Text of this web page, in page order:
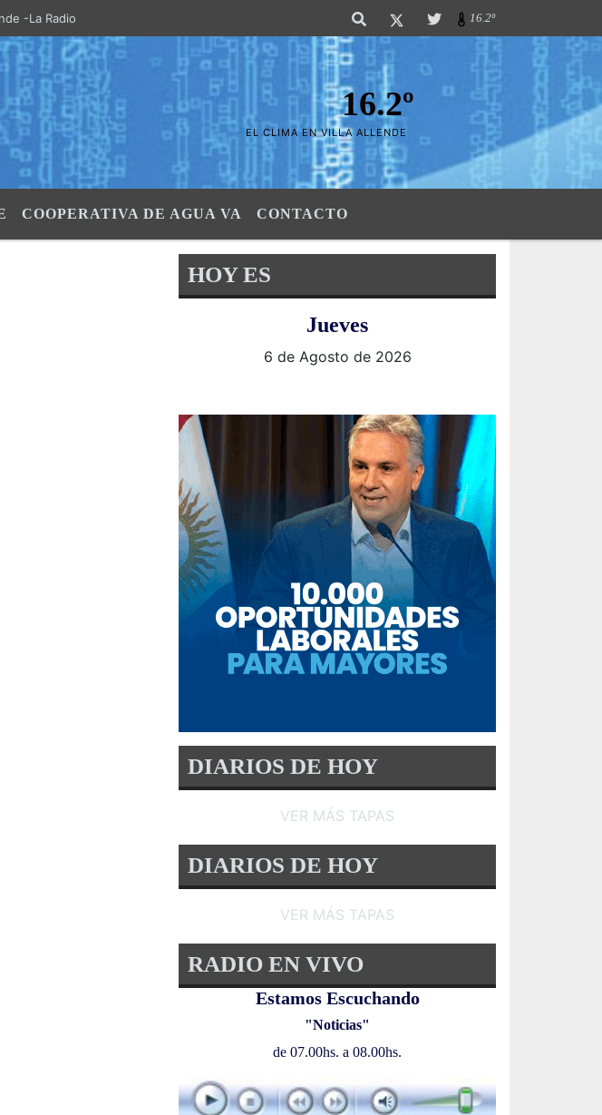
Radio de la Villa- "El Aire de las Sierras". SI SU AVISO ESTA AQUÍ,..FELICITACIONES PUES..!
16.2º
16.2º
EL CLIMA EN VILLA ALLENDE
COOPERATIVA DE AGUA VA CONTACTO
HOY ES
Jueves
6 de Agosto de 2026
DIARIOS DE HOY
VER MÁS TAPAS
DIARIOS DE HOY
VER MÁS TAPAS
RADIO EN VIVO
Estamos Escuchando
"Noticias"
de 07.00hs. a 08.00hs.